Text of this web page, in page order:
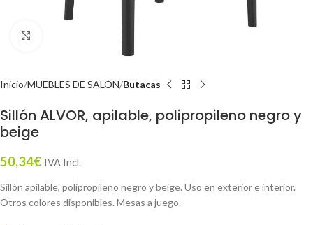
Inicio MUEBLES DE SALÓN Butacas
Sillón ALVOR, apilable, polipropileno negro y
beige
50,34€ IVA Incl.
Sillón apilable, polipropileno negro y beige. Uso en exterior e interior.
Otros colores disponibles. Mesas a juego.